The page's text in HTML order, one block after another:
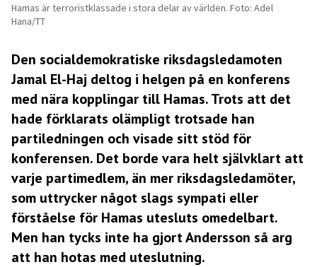
Hamas är terroristklassade i stora delar av världen. Foto: Adel
Hana/TT
Den socialdemokratiske riksdagsledamoten
Jamal El-Haj deltog i helgen på en konferens
med nära kopplingar till Hamas. Trots att det
hade förklarats olämpligt trotsade han
partiledningen och visade sitt stöd för
konferensen. Det borde vara helt självklart att
varje partimedlem, än mer riksdagsledamöter,
som uttrycker något slags sympati eller
förståelse för Hamas utesluts omedelbart.
Men han tycks inte ha gjort Andersson så arg
att han hotas med uteslutning.